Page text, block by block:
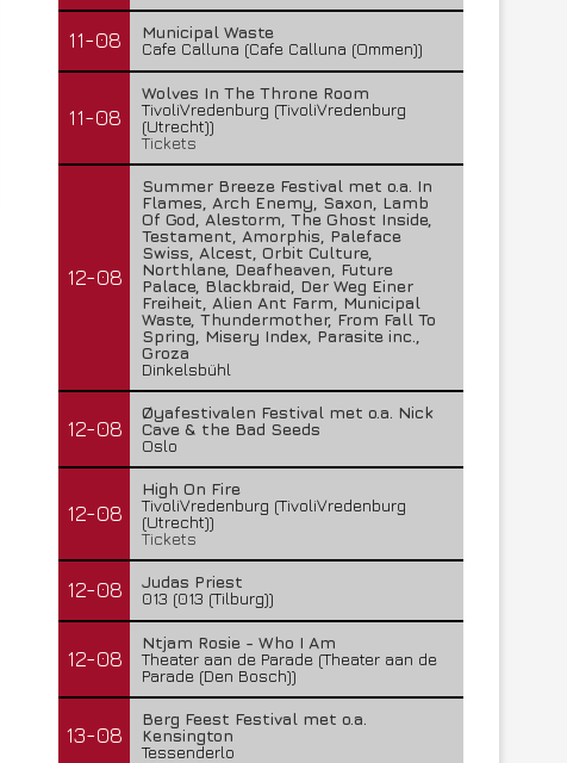
11-08
Municipal Waste
Cafe Calluna (Cafe Calluna (Ommen))
11-08
Wolves In The Throne Room
TivoliVredenburg (TivoliVredenburg
(Utrecht))
Tickets
12-08
Summer Breeze Festival met o.a. In
Flames, Arch Enemy, Saxon, Lamb
Of God, Alestorm, The Ghost Inside,
Testament, Amorphis, Paleface
Swiss, Alcest, Orbit Culture,
Northlane, Deafheaven, Future
Palace, Blackbraid, Der Weg Einer
Freiheit, Alien Ant Farm, Municipal
Waste, Thundermother, From Fall To
Spring, Misery Index, Parasite inc.,
Groza
Dinkelsbühl
12-08
Øyafestivalen Festival met o.a. Nick
Cave & the Bad Seeds
Oslo
12-08
High On Fire
TivoliVredenburg (TivoliVredenburg
(Utrecht))
Tickets
12-08
Judas Priest
013 (013 (Tilburg))
12-08
Ntjam Rosie - Who I Am
Theater aan de Parade (Theater aan de
Parade (Den Bosch))
13-08
Berg Feest Festival met o.a.
Kensington
Tessenderlo